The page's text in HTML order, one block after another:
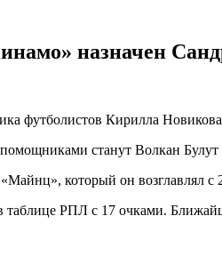
назначен
футболистов Кирилла
станут Волкан
который он возглавлял с
таблице РПЛ с 17 очками.